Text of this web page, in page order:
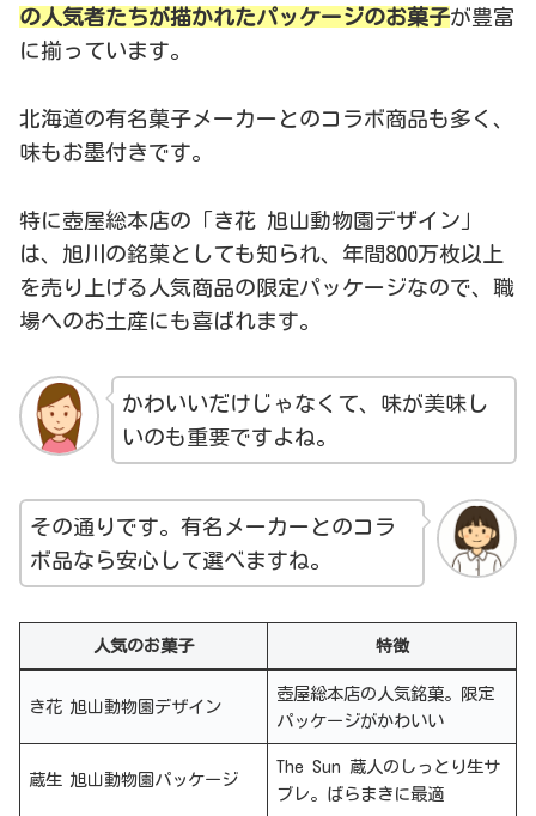
の人気者たちが描かれたパッケージのお菓子が豊富
に揃っています。
北海道の有名菓子メーカーとのコラボ商品も多く、
味もお墨付きです。
特に壺屋総本店の「き花 旭山動物園デザイン」
は、旭川の銘菓としても知られ、年間800万枚以上
を売り上げる人気商品の限定パッケージなので、職
場へのお土産にも喜ばれます。
かわいいだけじゃなくて、味が美味し
いのも重要ですよね。
その通りです。有名メーカーとのコラ
ボ品なら安心して選べますね。
人気のお菓子 特徴
き花 旭山動物園デザイン
壺屋総本店の人気銘菓。限定
パッケージがかわいい
蔵生 旭山動物園パッケージ
The Sun 蔵人のしっとり生サ
ブレ。ばらまきに最適